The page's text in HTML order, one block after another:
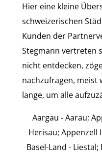
Hier eine kleine
schweizerischen
Kunden der
Stegmann vertreten
nicht entdecken,
nachzufragen, meist
lange, um alle
Aargau - Aarau;
Herisau; Appenzell
Basel-Land - Liestal;